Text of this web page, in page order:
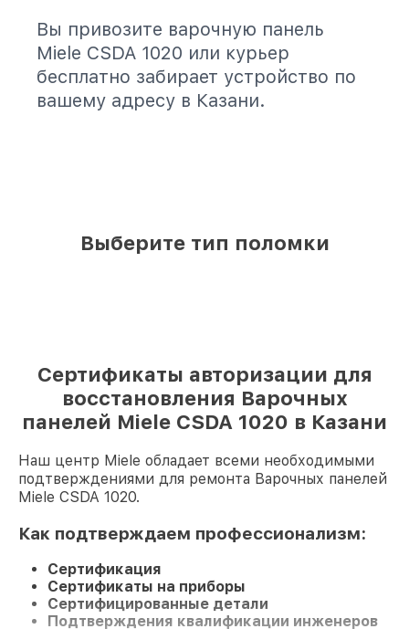
Вы привозите варочную панель
Miele CSDA 1020 или курьер
бесплатно забирает устройство по
вашему адресу в Казани.
Выберите тип поломки
Сертификаты авторизации для
восстановления Варочных
панелей Miele CSDA 1020 в Казани
Наш центр Miele обладает всеми необходимыми
подтверждениями для ремонта Варочных панелей
Miele CSDA 1020.
Как подтверждаем профессионализм:
Сертификация
Сертификаты на приборы
Сертифицированные детали
Подтверждения квалификации инженеров